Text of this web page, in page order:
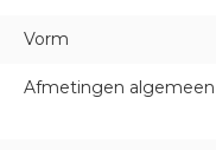
Vorm
Afmetingen algemeen